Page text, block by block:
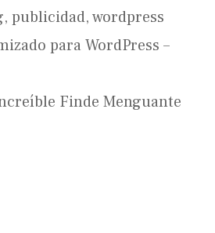
, publicidad,wordpress
para WordPress –
Finde Menguante